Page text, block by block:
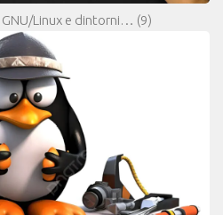
Linux e dintorni… (9)